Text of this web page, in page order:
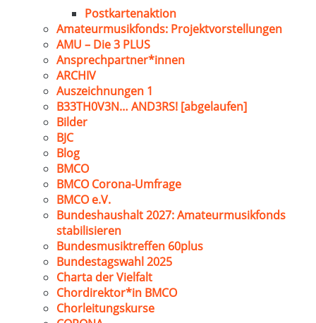
Postkartenaktion
Amateurmusikfonds: Projektvorstellungen
AMU – Die 3 PLUS
Ansprechpartner*innen
ARCHIV
Auszeichnungen 1
B33TH0V3N… AND3RS! [abgelaufen]
Bilder
BJC
Blog
BMCO
BMCO Corona-Umfrage
BMCO e.V.
Bundeshaushalt 2027: Amateurmusikfonds
stabilisieren
Bundesmusiktreffen 60plus
Bundestagswahl 2025
Charta der Vielfalt
Chordirektor*in BMCO
Chorleitungskurse